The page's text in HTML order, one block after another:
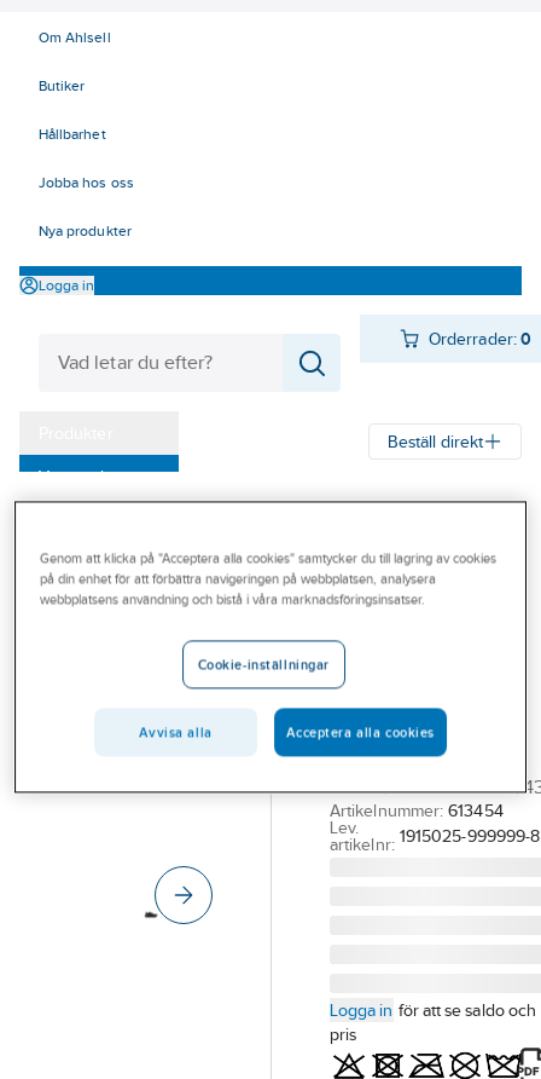
Om Ahlsell
Butiker
Hållbarhet
Jobba hos oss
Nya produkter
Logga in
Orderrader:0
Varumärken
Outlet
Branscher
Beställ direkt
CRAFT
Svart/Svart
YRKESSKO CRAFT
1915025 PACER
SVART/SVART STL 8.5/
Artikelnummer: 613454
Lev.
artikelnr: 1915025-999999-
Logga in för att se saldo och
pris
Genom att klicka på "Acceptera alla cookies" samtycker du till lagring av cookies
på din enhet för att förbättra navigeringen på webbplatsen, analysera
webbplatsens användning och bistå i våra marknadsföringsinsatser.
Cookie-inställningar
Avvisa alla Acceptera alla cookies